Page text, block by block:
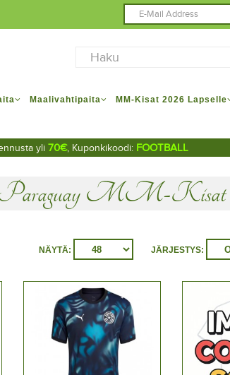
Maalivahtipaita MM-Kisat 2026 Lapselle
yli 70€, Kuponkikoodi: FOOTBALL
MM-Kisat
JÄRJESTYS:
NÄYTÄ: